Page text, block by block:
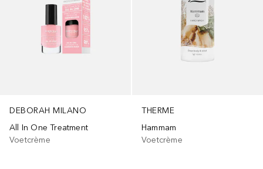
DEBORAH MILANO
All In One Treatment
Voetcrème
THERME
Hammam
Voetcrème